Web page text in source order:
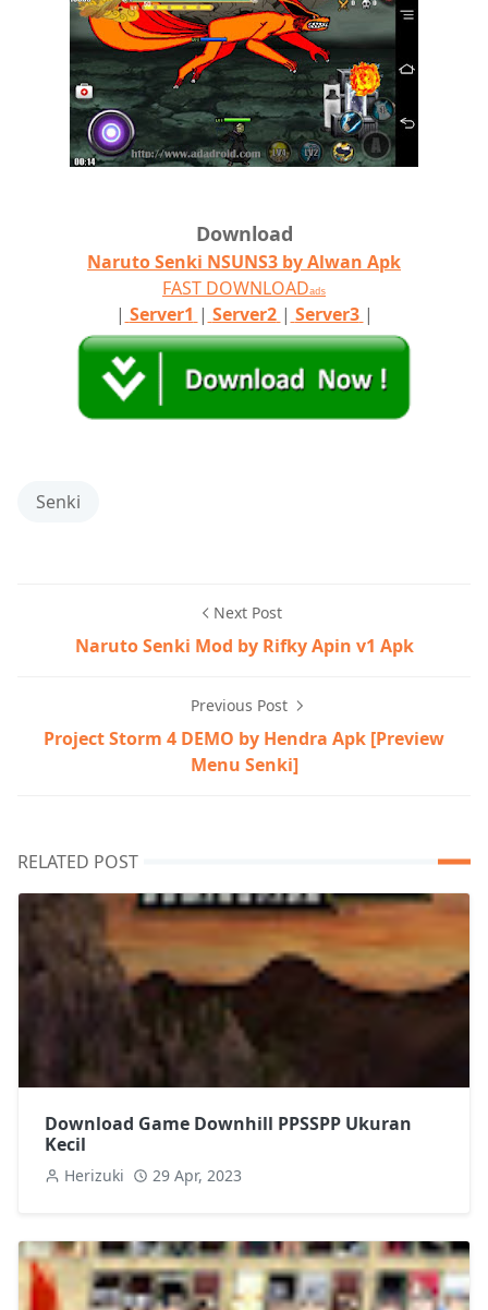
Download
Naruto Senki NSUNS3 by Alwan Apk
FAST DOWNLOADads
| Server1 | Server2 | Server3 |
Senki
Next Post
Naruto Senki Mod by Rifky Apin v1 Apk
Previous Post
Project Storm 4 DEMO by Hendra Apk [Preview
Menu Senki]
RELATED POST
Download Game Downhill PPSSPP Ukuran
Kecil
Herizuki 29 Apr, 2023